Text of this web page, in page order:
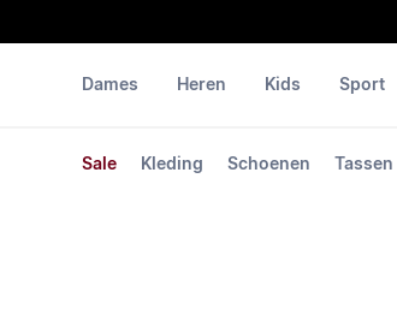
Dames
Sale Kleding Schoenen Tassen
Heren Kids Sport